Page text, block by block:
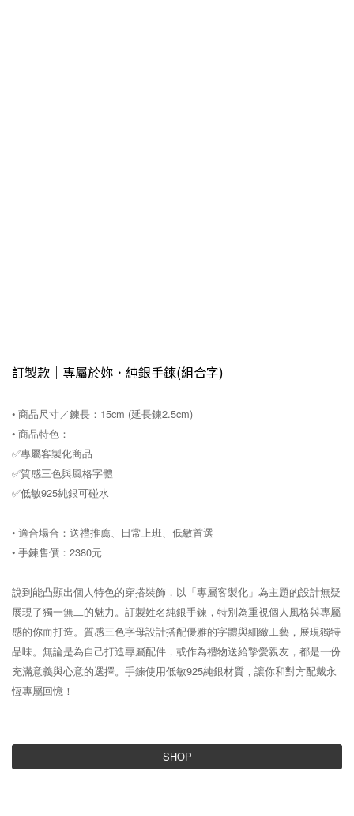
訂製款｜專屬於妳．純銀手鍊(組合字)
• 商品尺寸／鍊長：15cm (延長鍊2.5cm)
• 商品特色：
✅專屬客製化商品
✅質感三色與風格字體
✅低敏925純銀可碰水
• 適合場合：送禮推薦、日常上班、低敏首選
• 手鍊售價：2380元
說到能凸顯出個人特色的穿搭裝飾，以「專屬客製化」為主題的設計無疑
展現了獨一無二的魅力。訂製姓名純銀手鍊，特別為重視個人風格與專屬
感的你而打造。質感三色字母設計搭配優雅的字體與細緻工藝，展現獨特
品味。無論是為自己打造專屬配件，或作為禮物送給摯愛親友，都是一份
充滿意義與心意的選擇。手鍊使用低敏925純銀材質，讓你和對方配戴永
恆專屬回憶！
SHOP